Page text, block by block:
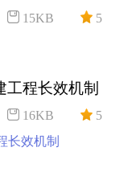
15KB
5
程长效机制
16KB
5
长效机制